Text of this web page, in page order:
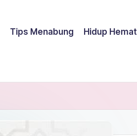
Tips Menabung Hidup Hemat